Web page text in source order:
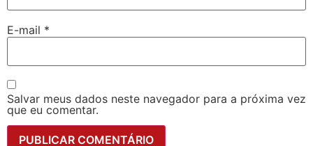
E-mail *
Salvar meus dados neste navegador para a próxima vez
que eu comentar.